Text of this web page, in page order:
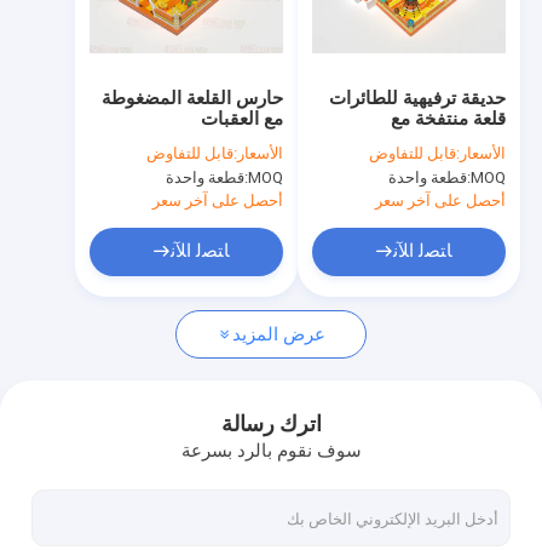
جولة في المصنع
أخبار
الحالات
منزلقات قابلة للنفخ
منزلقات مائية قابلة للنفخ
حارس القلعة المضغوطة
مع العقبات
الأسعار:قابل للتفاوض
MOQ: قطعة واحدة
أحصل على آخر سعر
ﺎﺘﺼﻟ ﺍﻶﻧ
حديقة ترفيهية للطائرات
قلعة منتفخة مع
المنحدرات سرير القفز
الأسعار:قابل للتفاوض
MOQ: قطعة واحدة
أحصل على آخر سعر
ﺎﺘﺼﻟ ﺍﻶﻧ
عرض المزيد
اترك رسالة
سوف نقوم بالرد بسرعة